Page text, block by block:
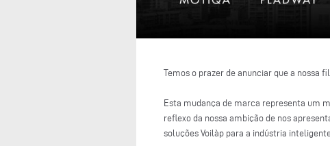
Temos o prazer de anunciar que a nossa
Esta mudança de marca representa um
reflexo da nossa ambição de nos
soluções Voilàp para a indústria